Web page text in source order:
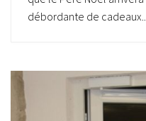
débordante de